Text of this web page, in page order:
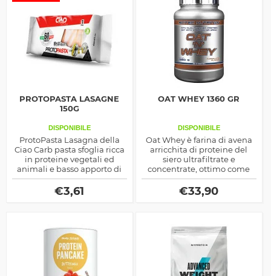
PROTOPASTA LASAGNE
150G
DISPONIBILE
ProtoPasta Lasagna della
Ciao Carb pasta sfoglia ricca
in proteine vegetali ed
animali e basso apporto di
carboidrati, ideale in fase di
definizione muscolare o
dieta ipocalorica.
€3,61
OAT WHEY 1360 GR
DISPONIBILE
Oat Whey è farina di avena
arricchita di proteine del
siero ultrafiltrate e
concentrate, ottimo come
spuntino sostitutivo ma
anche per colazione,
apporta fibra e altri nutrienti
€33,90